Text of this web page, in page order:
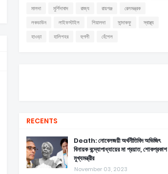
মালদা
মুর্শিদাবাদ রাজ্য রায়গঞ্জ
রেলমন্ত্রক
লকডাউন
লাইফস্টাইল শিয়ালদা সান্দাকফু
স্বাস্থ্য
হাওড়া
হালিশহর হুগলী হেঁশেল
RECENTS
Death: নোবেলজয়ী অর্থনীতিবিদ অভিজিৎ
বিনায়ক বন্দ্যোপাধ্যায়ের মা প্রয়াত, শোকপ্রকাশ
মুখ্যমন্ত্রীর
November 03, 2023